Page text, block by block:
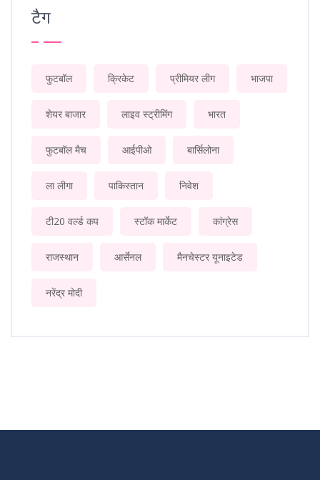
टैग
फुटबॉल क्रिकेट प्रीमियर लीग भाजपा
शेयर बाजार लाइव स्ट्रीमिंग भारत
फुटबॉल मैच आईपीओ बार्सिलोना
ला लीगा पाकिस्तान निवेश
टी20 वर्ल्ड कप स्टॉक मार्केट कांग्रेस
राजस्थान आर्सेनल मैनचेस्टर यूनाइटेड
नरेंद्र मोदी